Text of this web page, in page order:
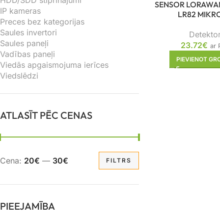
IP kameras
Preces bez kategorijas
Saules invertori
Saules paneļi
Vadības paneļi
Viedās apgaismojuma ierīces
Viedslēdzi
ATLASĪT PĒC CENAS
FILTRS
Cena: 20€ — 30€
PIEEJAMĪBA
SENSOR
LR82
23.72€ ar
PIEVIENOT